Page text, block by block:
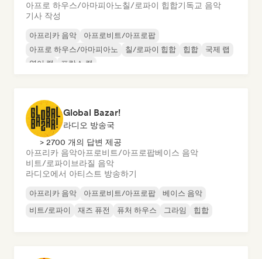
아프로 하우스/아마피아노칠/로파이 힙합기독교 음악
기사 작성
아프리카 음악
아프로비트/아프로팝
아프로 하우스/아마피아노
칠/로파이 힙합 힙합
국제 랩
영어 랩
프랑스 랩
Global Bazar!
라디오 방송국
> 2700 개의 답변 제공
아프리카 음악아프로비트/아프로팝베이스 음악
비트/로파이 브라질 음악
라디오에서 아티스트 방송하기
아프리카 음악 아프로비트/아프로팝
베이스 음악
비트/로파이
재즈 퓨전 퓨처 하우스 그라임 힙합